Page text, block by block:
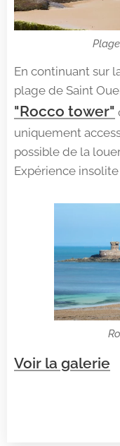
En continuant sur
plage de Saint
"Rocco tower"
uniquement
possible de la
Expérience
Voir la galerie